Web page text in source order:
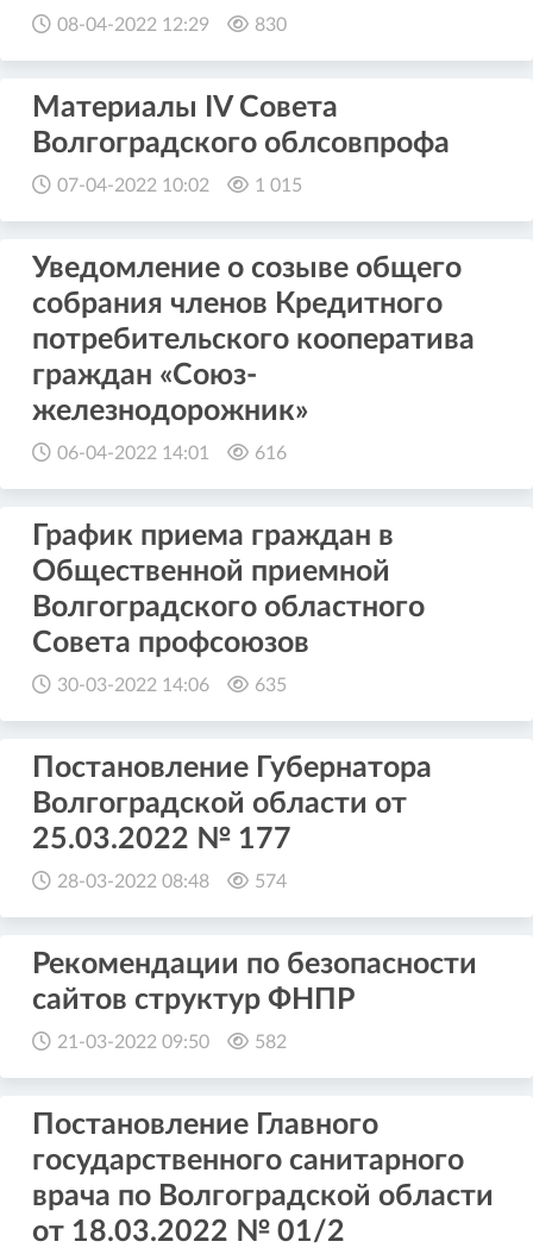
08-04-2022 12:29 830
Материалы IV Совета
Волгоградского облсовпрофа
07-04-2022 10:02 1 015
Уведомление о созыве общего
собрания членов Кредитного
потребительского кооператива
граждан «Союз-
железнодорожник»
06-04-2022 14:01 616
График приема граждан в
Общественной приемной
Волгоградского областного
Совета профсоюзов
30-03-2022 14:06 635
Постановление Губернатора
Волгоградской области от
25.03.2022 № 177
28-03-2022 08:48 574
Рекомендации по безопасности
сайтов структур ФНПР
21-03-2022 09:50 582
Постановление Главного
государственного санитарного
врача по Волгоградской области
от 18.03.2022 № 01/2